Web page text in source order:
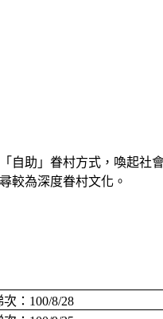
自助」眷村方式，喚起社
較為深度眷村文化。
： 100/8/28